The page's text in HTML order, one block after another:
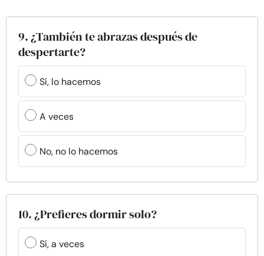
9. ¿También te abrazas después de
despertarte?
Sí, lo hacemos
A veces
No, no lo hacemos
10. ¿Prefieres dormir solo?
Sí, a veces